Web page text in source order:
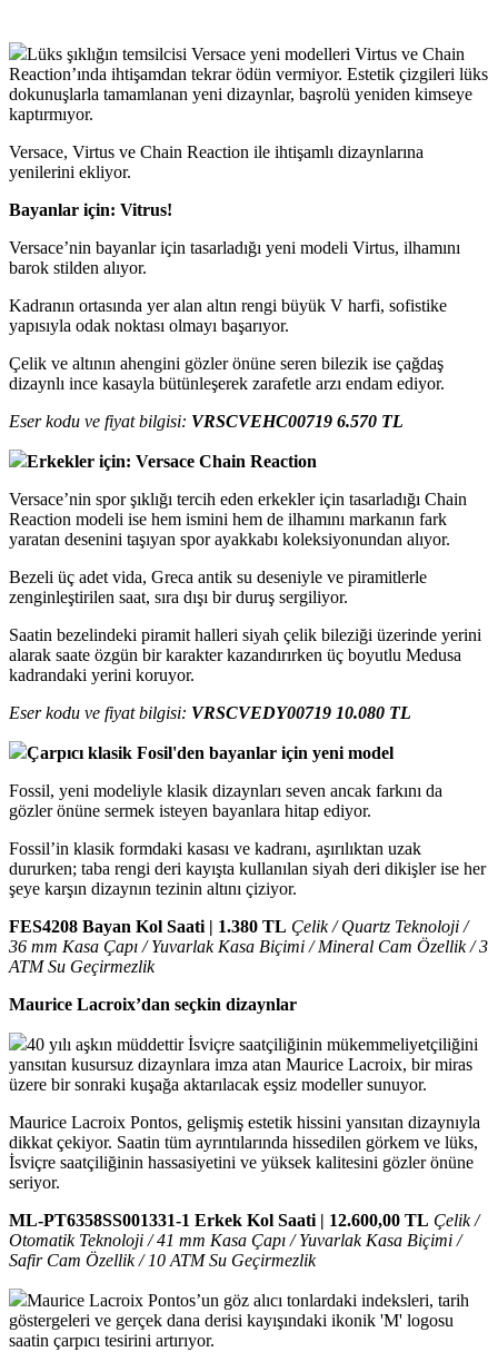
Lüks şıklığın temsilcisi Versace yeni modelleri Virtus ve Chain
Reaction’ında ihtişamdan tekrar ödün vermiyor. Estetik çizgileri lüks
dokunuşlarla tamamlanan yeni dizaynlar, başrolü yeniden kimseye
kaptırmıyor.
Versace, Virtus ve Chain Reaction ile ihtişamlı dizaynlarına
yenilerini ekliyor.
Bayanlar için: Vitrus!
Versace’nin bayanlar için tasarladığı yeni modeli Virtus, ilhamını
barok stilden alıyor.
Kadranın ortasında yer alan altın rengi büyük V harfi, sofistike
yapısıyla odak noktası olmayı başarıyor.
Çelik ve altının ahengini gözler önüne seren bilezik ise çağdaş
dizaynlı ince kasayla bütünleşerek zarafetle arzı endam ediyor.
Eser kodu ve fiyat bilgisi: VRSCVEHC00719 6.570 TL
Erkekler için: Versace Chain Reaction
Versace’nin spor şıklığı tercih eden erkekler için tasarladığı Chain
Reaction modeli ise hem ismini hem de ilhamını markanın fark
yaratan desenini taşıyan spor ayakkabı koleksiyonundan alıyor.
Bezeli üç adet vida, Greca antik su deseniyle ve piramitlerle
zenginleştirilen saat, sıra dışı bir duruş sergiliyor.
Saatin bezelindeki piramit halleri siyah çelik bileziği üzerinde yerini
alarak saate özgün bir karakter kazandırırken üç boyutlu Medusa
kadrandaki yerini koruyor.
Eser kodu ve fiyat bilgisi: VRSCVEDY00719 10.080 TL​
Çarpıcı klasik Fosil'den bayanlar için yeni model
Fossil, yeni modeliyle klasik dizaynları seven ancak farkını da
gözler önüne sermek isteyen bayanlara hitap ediyor.
Fossil’in klasik formdaki kasası ve kadranı, aşırılıktan uzak
dururken; taba rengi deri kayışta kullanılan siyah deri dikişler ise her
şeye karşın dizaynın tezinin altını çiziyor.
FES4208 Bayan Kol Saati | 1.380 TL Çelik / Quartz Teknoloji /
36 mm Kasa Çapı / Yuvarlak Kasa Biçimi / Mineral Cam Özellik / 3
ATM Su Geçirmezlik
Maurice Lacroix’dan seçkin dizaynlar
40 yılı aşkın müddettir İsviçre saatçiliğinin mükemmeliyetçiliğini
yansıtan kusursuz dizaynlara imza atan Maurice Lacroix, bir miras
üzere bir sonraki kuşağa aktarılacak eşsiz modeller sunuyor.
Maurice Lacroix Pontos, gelişmiş estetik hissini yansıtan dizaynıyla
dikkat çekiyor. Saatin tüm ayrıntılarında hissedilen görkem ve lüks,
İsviçre saatçiliğinin hassasiyetini ve yüksek kalitesini gözler önüne
seriyor.
ML-PT6358SS001331-1 Erkek Kol Saati | 12.600,00 TL Çelik /
Otomatik Teknoloji / 41 mm Kasa Çapı / Yuvarlak Kasa Biçimi /
Safir Cam Özellik / 10 ATM Su Geçirmezlik
Maurice Lacroix Pontos’un göz alıcı tonlardaki indeksleri, tarih
göstergeleri ve gerçek dana derisi kayışındaki ikonik 'M' logosu
saatin çarpıcı tesirini artırıyor.